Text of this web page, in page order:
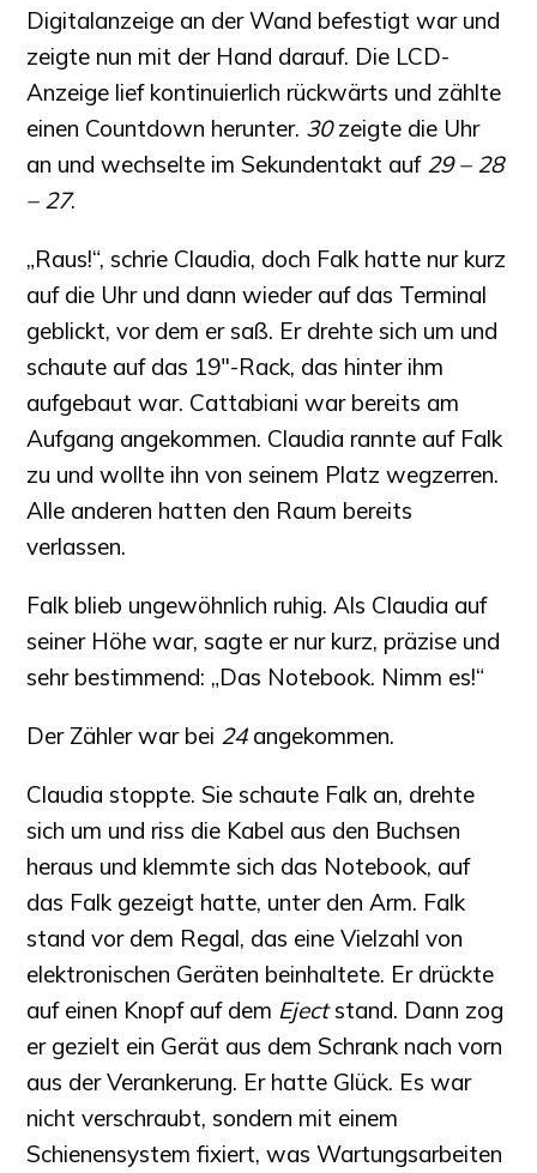
Digitalanzeige an der Wand befestigt war und
zeigte nun mit der Hand darauf. Die LCD-
Anzeige lief kontinuierlich rückwärts und zählte
einen Countdown herunter. 30zeigte die Uhr
an und wechselte im Sekundentakt auf 29 – 28
– 27.
„Raus!“, schrie Claudia, doch Falk hatte nur kurz
auf die Uhr und dann wieder auf das Terminal
geblickt, vor dem er saß. Er drehte sich um und
schaute auf das 19″-Rack, das hinter ihm
aufgebaut war. Cattabiani war bereits am
Aufgang angekommen. Claudia rannte auf Falk
zu und wollte ihn von seinem Platz wegzerren.
Alle anderen hatten den Raum bereits
verlassen.
Falk blieb ungewöhnlich ruhig. Als Claudia auf
seiner Höhe war, sagte er nur kurz, präzise und
sehr bestimmend: „Das Notebook. Nimm es!“
Der Zähler war bei 24angekommen.
Claudia stoppte. Sie schaute Falk an, drehte
sich um und riss die Kabel aus den Buchsen
heraus und klemmte sich das Notebook, auf
das Falk gezeigt hatte, unter den Arm. Falk
stand vor dem Regal, das eine Vielzahl von
elektronischen Geräten beinhaltete. Er drückte
auf einen Knopf auf dem Ejectstand. Dann zog
er gezielt ein Gerät aus dem Schrank nach vorn
aus der Verankerung. Er hatte Glück. Es war
nicht verschraubt, sondern mit einem
Schienensystem fixiert, was Wartungsarbeiten